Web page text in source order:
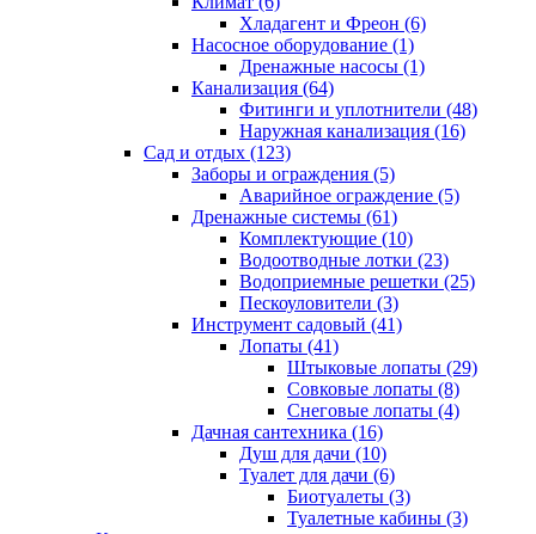
Хладагент и Фреон (6)
Насосное оборудование (1)
Дренажные насосы (1)
Канализация (64)
Фитинги и уплотнители (48)
Наружная канализация (16)
Сад и отдых (123)
Заборы и ограждения (5)
Аварийное ограждение (5)
Дренажные системы (61)
Комплектующие (10)
Водоотводные лотки (23)
Водоприемные решетки (25)
Пескоуловители (3)
Инструмент садовый (41)
Лопаты (41)
Штыковые лопаты (29)
Совковые лопаты (8)
Снеговые лопаты (4)
Дачная сантехника (16)
Душ для дачи (10)
Туалет для дачи (6)
Биотуалеты (3)
Туалетные кабины (3)